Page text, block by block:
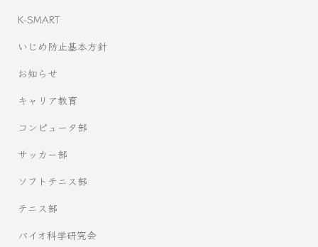
K-SMART
いじめ防止基本方針
お知らせ
キャリア教育
コンピュータ部
サッカー部
ソフトテニス部
テニス部
バイオ科学研究会